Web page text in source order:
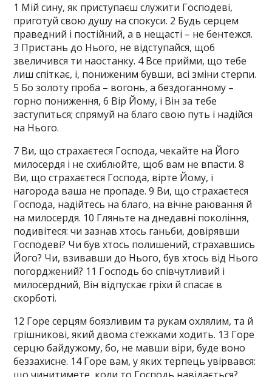
1 Мій сину, як приступаєш служити Господеві,
приготуй свою душу на спокуси. 2 Будь серцем
праведний і постійний, а в нещасті – не бентежся.
3 Пристань до Нього, не відступайся, щоб
звеличився ти наостанку. 4 Все прийми, що тебе
лиш спіткає, і, пониженим бувши, всі зміни стерпи.
5 Бо золоту проба – вогонь, а бездоганному –
горно пониження, 6 Вір Йому, і Він за тебе
заступиться; спрямуй на благо свою путь і надійся
на Нього.
7 Ви, що страхаєтеся Господа, чекайте на Його
милосердя і не схиблюйте, щоб вам не впасти. 8
Ви, що страхаєтеся Господа, вірте Йому, і
нагорода ваша не пропаде. 9 Ви, що страхаєтеся
Господа, надійтесь на благо, на вічне раювання й
на милосердя. 10 Гляньте на днедавні покоління,
подивітеся: чи зазнав хтось ганьби, довірявши
Господеві? Чи був хтось полишений, страхавшись
Його? Чи, взивавши до Нього, був хтось від Нього
погорджений? 11 Господь бо співчутливий і
милосердний, Він відпускає гріхи й спасає в
скорботі.
12 Горе серцям боязливим та рукам охлялим, та й
грішникові, який двома стежками ходить. 13 Горе
серцю байдужому, бо, не мавши віри, буде воно
беззахисне. 14 Горе вам, у яких терпець увірвався: